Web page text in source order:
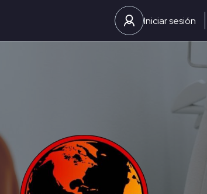
Iniciar sesión